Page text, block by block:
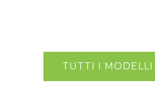
TUTTI I MODELLI